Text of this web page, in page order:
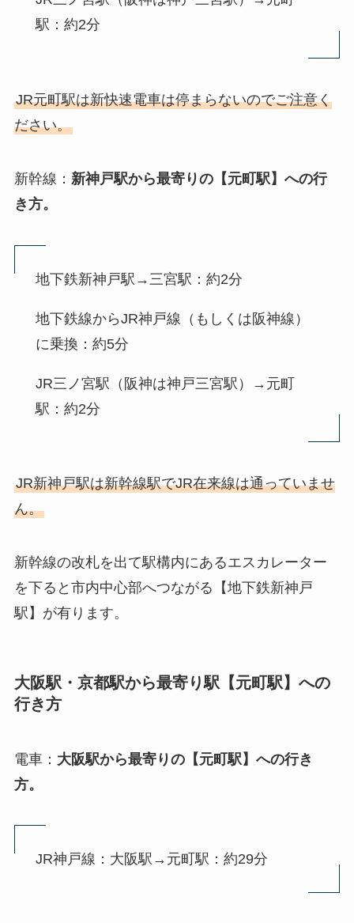
駅：約2分
JR元町駅は新快速電車は停まらないのでご注意く
ださい。
新幹線： 新神戸駅から最寄りの【元町駅】への行
き方。
地下鉄新神戸駅→三宮駅：約2分
地下鉄線からJR神戸線（もしくは阪神線）
に乗換：約5分
JR三ノ宮駅（阪神は神戸三宮駅）→元町
駅：約2分
JR新神戸駅は新幹線駅でJR在来線は通っていませ
ん。
新幹線の改札を出て駅構内にあるエスカレーター
を下ると市内中心部へつながる【地下鉄新神戸
駅】が有ります。
大阪駅・京都駅から最寄り駅【元町駅】への
行き方
電車： 大阪駅から最寄りの【元町駅】への行き
方。
JR神戸線：大阪駅→元町駅：約29分